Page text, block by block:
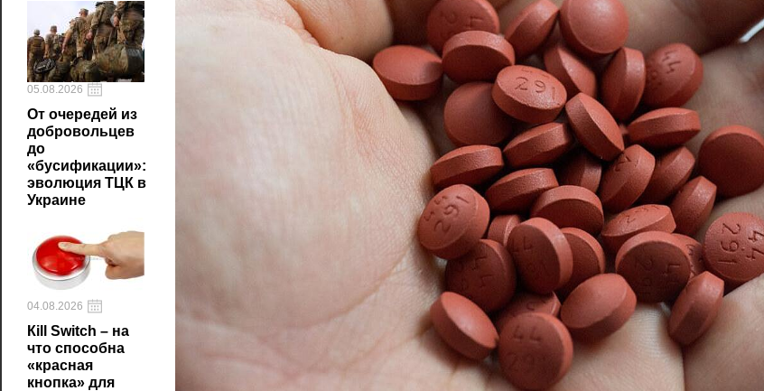
05.08.2026
От очередей из
добровольцев
до
«бусификации»:
эволюция ТЦК в
Украине
04.08.2026
Кill Switch – на
что способна
«красная
кнопка» для